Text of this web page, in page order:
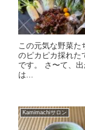
この元気な野菜た
のピカピカ採れた
です。 さ〜て、
は...
Kamimachiサロン